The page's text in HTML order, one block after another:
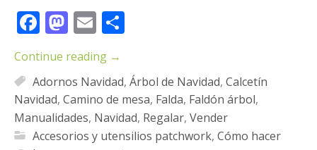
Facebook
Mastodon
Email
Continue reading →
Adornos Navidad, Árbol de Navidad, Calcetín
Navidad, Camino de mesa, Falda, Faldón árbol,
Manualidades, Navidad, Regalar, Vender
Accesorios y utensilios patchwork, Cómo hacer